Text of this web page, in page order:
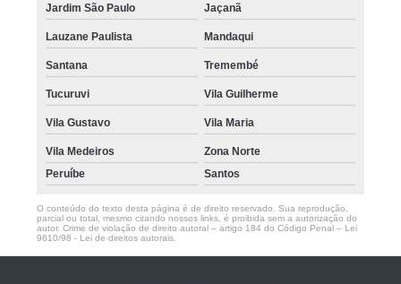
Jardim São Paulo Jaçanã
Lauzane Paulista Mandaqui
Santana Tremembé
Tucuruvi Vila Guilherme
Vila Gustavo Vila Maria
Vila Medeiros
Zona Norte
Peruíbe
Santos
O conteúdo do texto desta página é de direito reservado. Sua reprodução,
parcial ou total, mesmo citando nossos links, é proibida sem a autorização do
autor. Crime de violação de direito autoral – artigo 184 do Código Penal – Lei
9610/98 - Lei de direitos autorais